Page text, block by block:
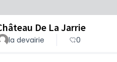
De La Jarrie
la devairie
0